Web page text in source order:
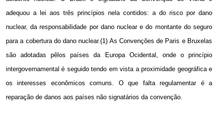
adequou a lei aos três princípios nela contidos: a do risco por dano
nuclear, da responsabilidade por dano nuclear e do montante do seguro
para a cobertura do dano nuclear.(1) As Convenções de Paris e Bruxelas
são adotadas pêlos países da Europa Ocidental, onde o princípio
intergovernamental é seguido tendo em vista a proximidade geográfica e
os interesses econômicos comuns. O que falta regulamentar é a
reparação de danos aos países não signatários da convenção.